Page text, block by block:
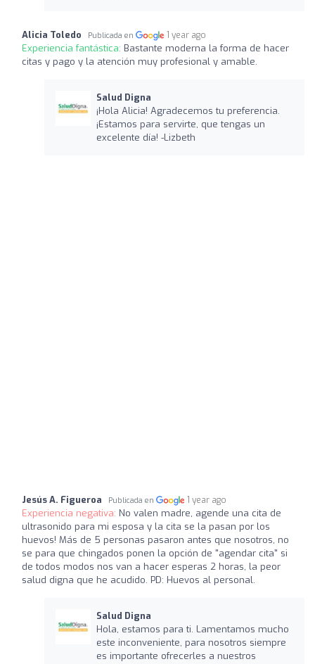
Alicia Toledo Publicada en 1 year ago
Experiencia fantástica: Bastante moderna la forma de hacer
citas y pago y la atención muy profesional y amable.
Salud Digna
¡Hola Alicia! Agradecemos tu preferencia.
¡Estamos para servirte, que tengas un
excelente día! -Lizbeth
Jesús A. Figueroa Publicada en 1 year ago
Experiencia negativa: No valen madre, agende una cita de
ultrasonido para mi esposa y la cita se la pasan por los
huevos! Más de 5 personas pasaron antes que nosotros, no
se para que chingados ponen la opción de "agendar cita" si
de todos modos nos van a hacer esperas 2 horas, la peor
salud digna que he acudido. PD: Huevos al personal.
Salud Digna
Hola, estamos para ti. Lamentamos mucho
este inconveniente, para nosotros siempre
es importante ofrecerles a nuestros